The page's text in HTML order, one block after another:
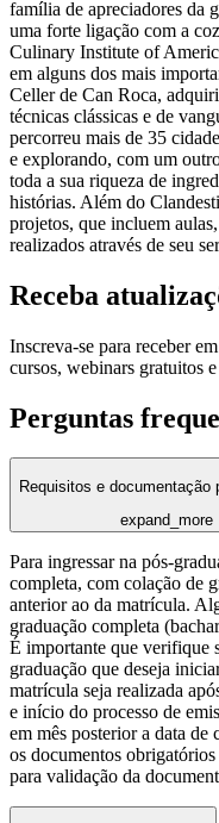
família de apreciadores da
uma forte ligação com a
Culinary Institute of
em alguns dos mais
Celler de Can Roca,
técnicas clássicas e de
percorreu mais de 35
e explorando, com um
toda a sua riqueza de
histórias. Além do
projetos, que incluem
realizados através de seu
Receba
Inscreva-se para receber
cursos, webinars gratuitos
Perguntas
Requisitos e documentação
expand_more
Para ingressar na pós-
completa, com colação de
anterior ao da matrícula.
graduação completa
É importante que verifique
graduação que deseja
matrícula seja realizada
e início do processo de
em mês posterior a data de
os documentos
para validação da